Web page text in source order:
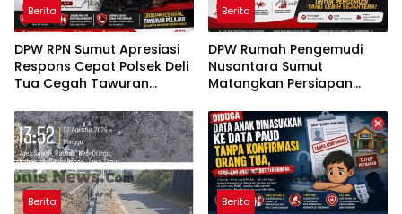
Berita
DPW RPN Sumut Apresiasi
Respons Cepat Polsek Deli
Tua Cegah Tawuran
Berita
DPW Rumah Pengemudi
Nusantara Sumut
Matangkan Persiapan
dan Rakerwil
Berita Berita